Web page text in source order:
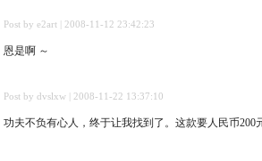
Post by e2art | 2008-11-12 23:42:23
恩是啊 ～
Post by dvslxw | 2008-11-22 13:37:10
功夫不负有心人，终于让我找到了。这款要人民币200